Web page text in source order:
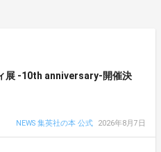
展 -10th anniversary-開催決
NEWS 集英社の本 公式
2026年8月7日